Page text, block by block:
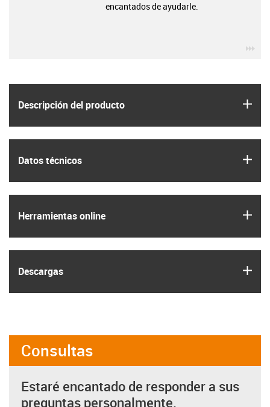
Descripción del producto
Datos técnicos
Herramientas online
Descargas
encantados de ayudarle.
Consultas
Estaré encantado de responder a sus
preguntas personalmente.